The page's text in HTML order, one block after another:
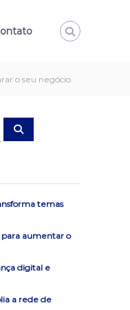
o seu negócio
P
s
r
temas
para aumentar o
digital e
a rede de